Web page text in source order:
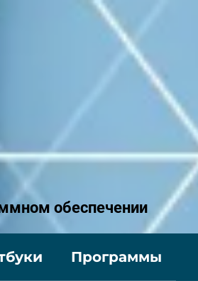
обеспечении
Программы